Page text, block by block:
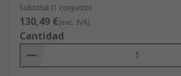
Subtotal (1 conjunto)
130,49 €(exc. IVA)
Cantidad